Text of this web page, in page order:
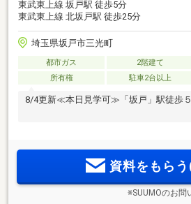
東武東上線 坂戸駅 徒歩5分
東武東上線 北坂戸駅 徒歩25分
埼玉県坂戸市三光町
都市ガス 2階建て
所有権
駐車2台以上
8/4更新≪本日見学可≫「坂戸」駅徒歩
資料をもら
※SUUMOのお問